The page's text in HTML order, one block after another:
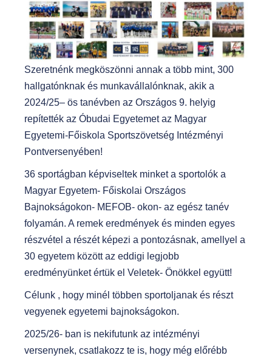
Szeretnénk megköszönni annak a több mint, 300
hallgatónknak és munkavállalónknak, akik a
2024/25– ös tanévben az Országos 9. helyig
repítették az Óbudai Egyetemet az Magyar
Egyetemi-Főiskola Sportszövetség Intézményi
Pontversenyében!
36 sportágban képviseltek minket a sportolók a
Magyar Egyetem- Főiskolai Országos
Bajnokságokon- MEFOB- okon- az egész tanév
folyamán. A remek eredmények és minden egyes
részvétel a részét képezi a pontozásnak, amellyel a
30 egyetem között az eddigi legjobb
eredményünket értük el Veletek- Önökkel együtt!
Célunk , hogy minél többen sportoljanak és részt
vegyenek egyetemi bajnokságokon.
2025/26- ban is nekifutunk az intézményi
versenynek, csatlakozz te is, hogy még előrébb